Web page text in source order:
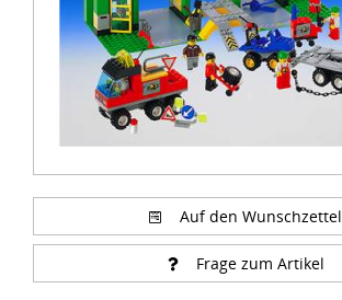
Auf den Wunschzettel
Frage zum Artikel